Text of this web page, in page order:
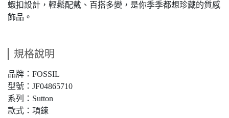
蝦扣設計，輕鬆配戴、百搭多變，是你季季都想珍藏的質感
飾品。
規格說明
品牌：FOSSIL
型號：JF04865710
系列：Sutton
款式：項鍊